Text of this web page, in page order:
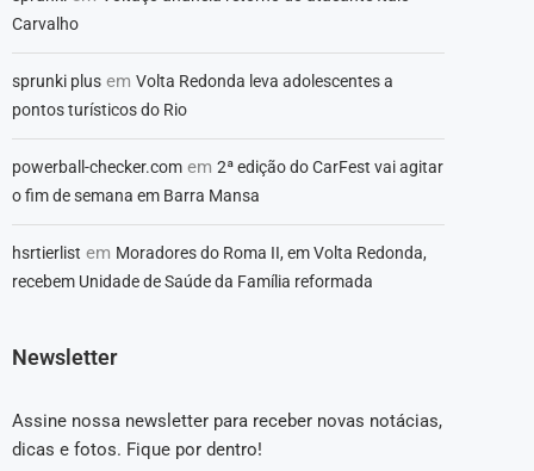
Carvalho
sprunki plus em Volta Redonda leva adolescentes a
pontos turísticos do Rio
powerball-checker.com em 2ª edição do CarFest vai agitar
o fim de semana em Barra Mansa
hsrtierlist em Moradores do Roma II, em Volta Redonda,
recebem Unidade de Saúde da Família reformada
Newsletter
Assine nossa newsletter para receber novas notácias,
dicas e fotos. Fique por dentro!